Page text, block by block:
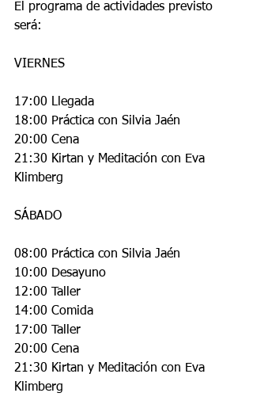
El programa de actividades previsto
será:
VIERNES
17:00 Llegada
18:00 Práctica con Silvia Jaén
20:00 Cena
21:30 Kirtan y Meditación con Eva
Klimberg
SÁBADO
08:00 Práctica con Silvia Jaén
10:00 Desayuno
12:00 Taller
14:00 Comida
17:00 Taller
20:00 Cena
21:30 Kirtan y Meditación con Eva
Klimberg